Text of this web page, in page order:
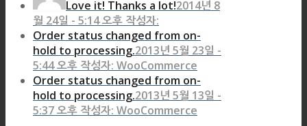
Love it! Thanks a lot!2014년 8
월 24일 - 5:14 오후 작성자:
Order status changed from on-
hold to processing.2013년 5월 23일 -
5:44 오후 작성자: WooCommerce
Order status changed from on-
hold to processing.2013년 5월 13일 -
5:37 오후 작성자: WooCommerce